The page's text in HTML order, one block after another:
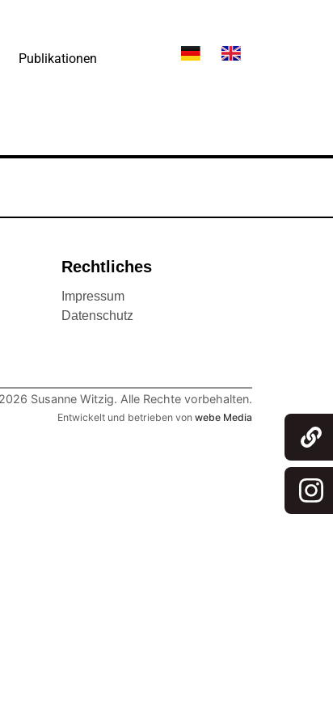
Publikationen
Rechtliches
Impressum
Datenschutz
Susanne Witzig. Alle Rechte vorbehalten.
Entwickelt und betrieben von webe Media